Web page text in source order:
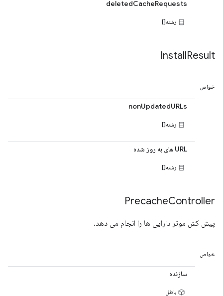
deletedCacheRequests
رشته[]
InstallResult
خواص
nonUpdatedURLs
رشته[]
URL های به روز شده
رشته[]
PrecacheController
پیش کش موثر دارایی ها را انجام می دهد.
خواص
سازنده
باطل